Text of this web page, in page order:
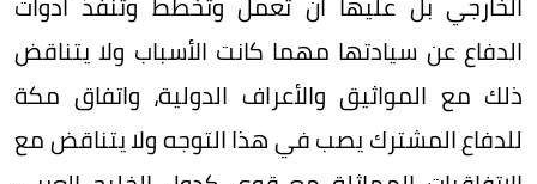
الدفاع عن سيادتها مهما كانت الأسباب ولا يتناقض
ذلك مع المواثيق والأعراف الدولية، واتفاق مكة
للدفاع المشترك يصب في هذا التوجه ولا يتناقض مع